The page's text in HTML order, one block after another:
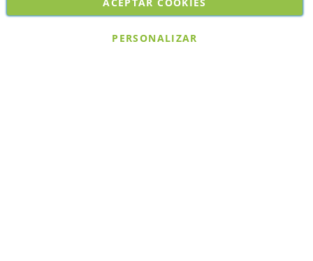
Copyright © 2026. All rights reserved. Powered byBobaly Partners.
PERSONALIZAR